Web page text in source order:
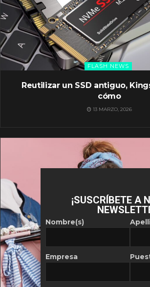
FLASH NEWS
Reutilizar un SSD antiguo,
cómo
13 MARZO, 2026
¡SUSCRÍBETE A
Nombre(s)
Empresa